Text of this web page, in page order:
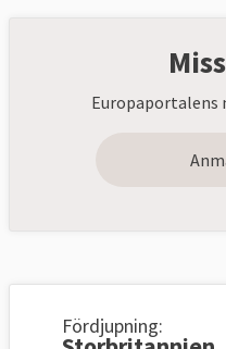
Europaportalens
Fördjupning: